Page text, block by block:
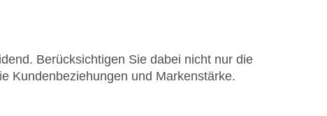
Berücksichtigen Sie dabei nicht nur die
Kundenbeziehungen und Markenstärke.